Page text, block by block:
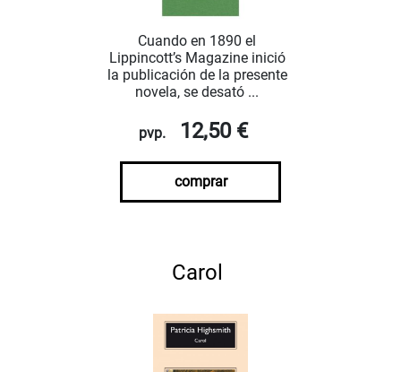
Cuando en 1890 el
Lippincott’s Magazine inició
la publicación de la presente
novela, se desató ...
pvp. 12,50 €
comprar
Carol